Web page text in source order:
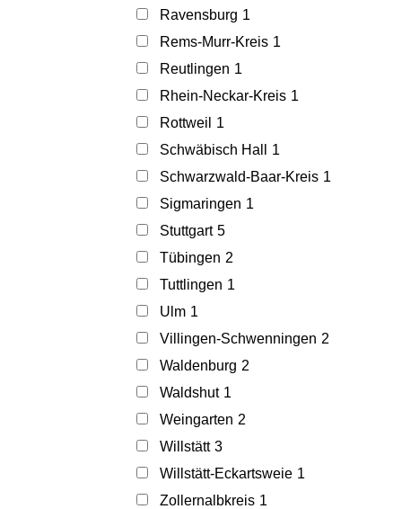
Ravensburg 1
Rems-Murr-Kreis 1
Reutlingen 1
Rhein-Neckar-Kreis 1
Rottweil
1
Schwäbisch Hall
1
Schwarzwald-Baar-Kreis 1
Sigmaringen 1
Stuttgart 5
Tübingen 2
Tuttlingen 1
Ulm 1
Villingen-Schwenningen 2
Waldenburg 2
Waldshut 1
Weingarten 2
Willstätt 3
Willstätt-Eckartsweie 1
Zollernalbkreis 1